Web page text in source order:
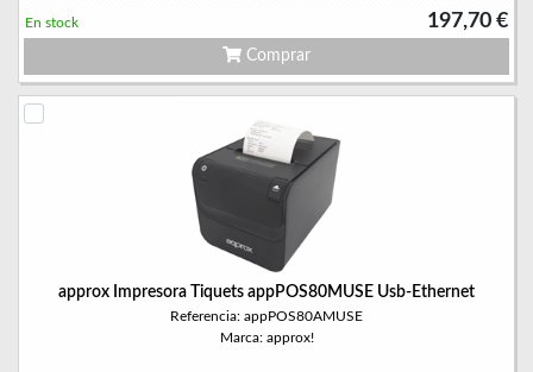
197,70 €
En stock
Comprar
approx Impresora Tiquets appPOS80MUSE Usb-Ethernet
Referencia: appPOS80AMUSE
Marca: approx!